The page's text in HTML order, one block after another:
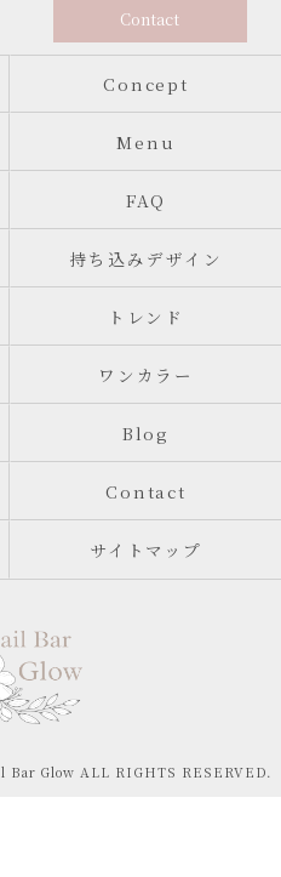
Contact
Concept
Menu
FAQ
持ち込みデザイン
トレンド
ワンカラー
Blog
Contact
サイトマップ
Bar Glow ALL RIGHTS RESERVED.